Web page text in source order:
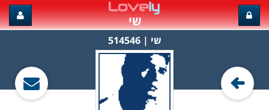
שי
שי‏ | 514546